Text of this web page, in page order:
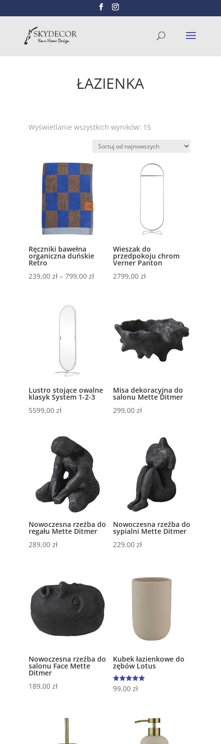
ŁAZIENKA
Wyświetlanie wszystkich wyników: 15
najnowszych
Ręczniki bawełna
organiczna duńskie
Retro
239,00 zł – 799,00 zł
Wieszak do
przedpokoju chrom
Verner Panton
2799,00 zł
Lustro stojące owalne
klasyk System 1-2-3
5599,00 zł
Misa dekoracyjna do
salonu Mette Ditmer
299,00 zł
Nowoczesna rzeźba do
regału Mette Ditmer
289,00 zł
Nowoczesna rzeźba do
sypialni Mette Ditmer
229,00 zł
Nowoczesna rzeźba do
salonu Face Mette
Ditmer
189,00 zł
Kubek łazienkowe do
zębów Lotus
Oceniono
5.00
99,00 zł